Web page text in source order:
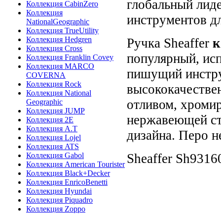
Коллекция CabinZero
Коллекция
NationalGeographic
Коллекция TrueUtility
Коллекция Hedgren
Коллекция Cross
Коллекция Franklin Covey
Коллекция MARCO
COVERNA
Коллекция Rock
Коллекция National
Geographic
Коллекция JUMP
Коллекция 2E
Коллекция A.T
Коллекция Lojel
Коллекция ATS
Коллекция Gabol
Коллекция American Tourister
Коллекция Black+Decker
Коллекция EnricoBenetti
Коллекция Hyundai
Коллекция Piquadro
Коллекция Zoppo
глобальный
инструментов
Ручка Sheaffer
популярный,
пишущий
отливом,
нержавеющей
дизайна. Перо
Sheaffer